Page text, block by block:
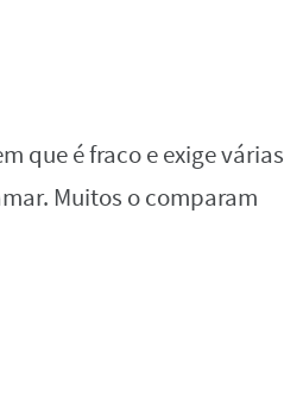
que é fraco e exige várias
Muitos o comparam